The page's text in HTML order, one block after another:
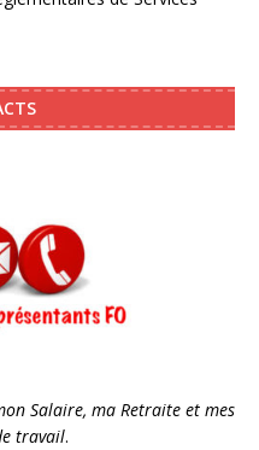
Salaire, ma Retraite et mes
travail.